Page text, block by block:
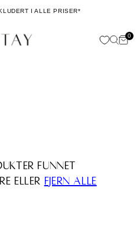
I ALLE PRISER*
00
funnet
eller fjern alle